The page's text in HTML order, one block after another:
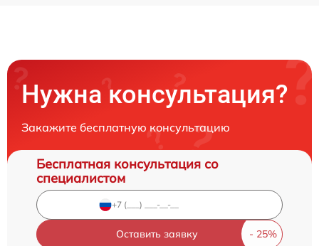
Нужна консультация?
Закажите бесплатную консультацию
Бесплатная консультация со
специалистом
Оставить заявку